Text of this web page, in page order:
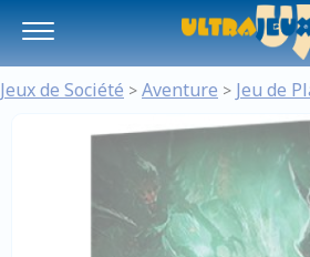
Jeux de Société > Aventure > Jeu de